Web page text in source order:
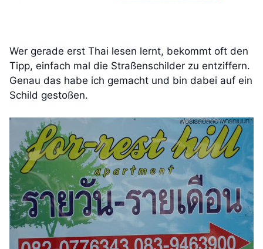
Wer gerade erst Thai lesen lernt, bekommt oft den
Tipp, einfach mal die Straßenschilder zu entziffern.
Genau das habe ich gemacht und bin dabei auf ein
Schild gestoßen.